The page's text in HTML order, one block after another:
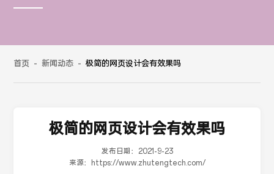
首页 - 新闻动态 - 极简的网页设计会有效果吗
极简的网页设计会有效果吗
发布日期：
2021-9-23
来源：
https://www.zhutengtech.com/